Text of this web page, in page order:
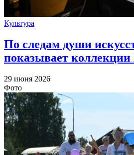
Культура
По следам души
показывает
29 июня 2026
Фото